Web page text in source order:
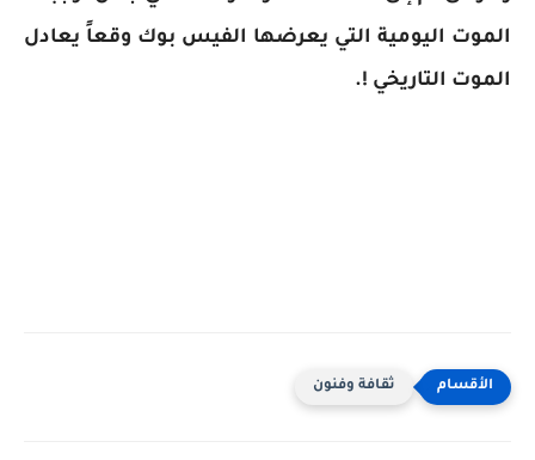
الموت اليومية التي يعرضها الفيس بوك وقعاً يعادل
الموت التاريخي !.
ثقافة وفنون